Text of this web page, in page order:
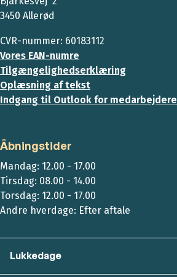
3450 Allerød
CVR-nummer: 60183112
Vores EAN-numre
Tilgængelighedserklæring
Oplæsning af tekst
Indgang til Outlook for medarbejdere
Åbningstider
Mandag: 12.00 - 17.00
Tirsdag: 08.00 - 14.00
Torsdag: 12.00 - 17.00
Andre hverdage: Efter aftale
Lukkedage